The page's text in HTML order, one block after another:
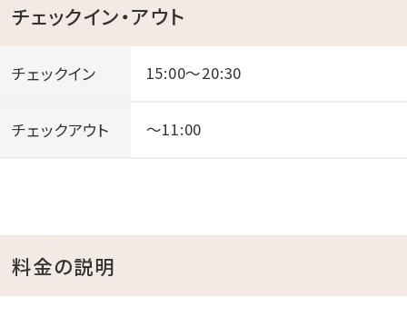
※特典の変更は出来かねます。
【インドアプールについて】
となります。
【添い寝のお子様について】
チェックイン・アウト
チェックイン 15:00～20:30
チェックアウト ～11:00
料金の説明